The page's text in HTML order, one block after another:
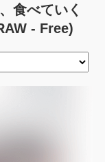
食べていく
- Free)